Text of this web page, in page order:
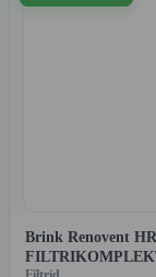
Brink Renovent